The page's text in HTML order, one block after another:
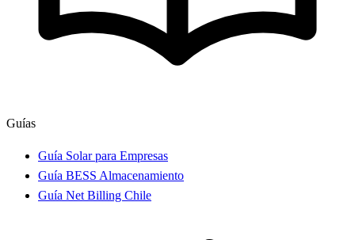
Guías
Guía Solar para Empresas
Guía BESS Almacenamiento
Guía Net Billing Chile